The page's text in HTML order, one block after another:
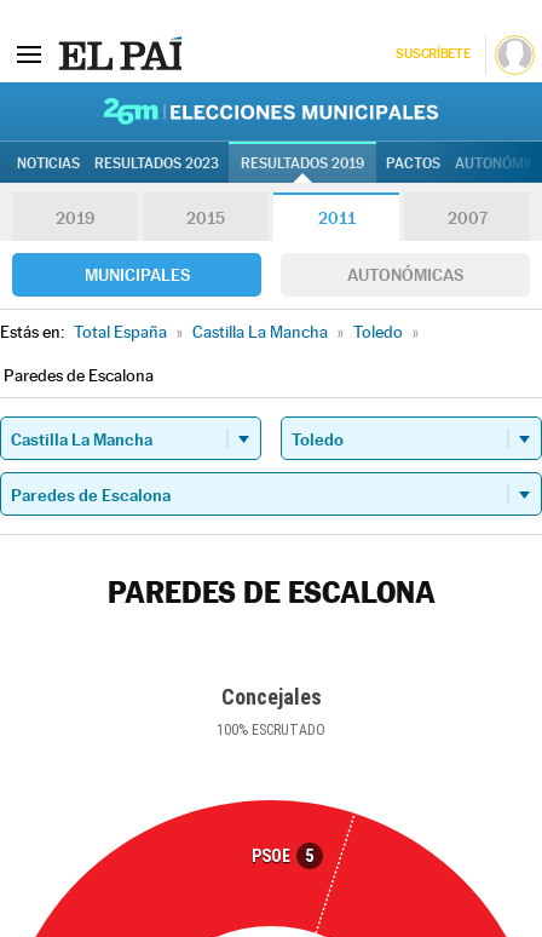
SUSCRÍBETE
NOTICIAS RESULTADOS 2023 RESULTADOS 2019 PACTOS
2019 2015 2011 2007
MUNICIPALES AUTONÓMICAS
Estás en: Total España » Castilla La Mancha » Toledo »
Paredes de Escalona
PAREDES DE ESCALONA
Concejales
100% ESCRUTADO
PSOE 5